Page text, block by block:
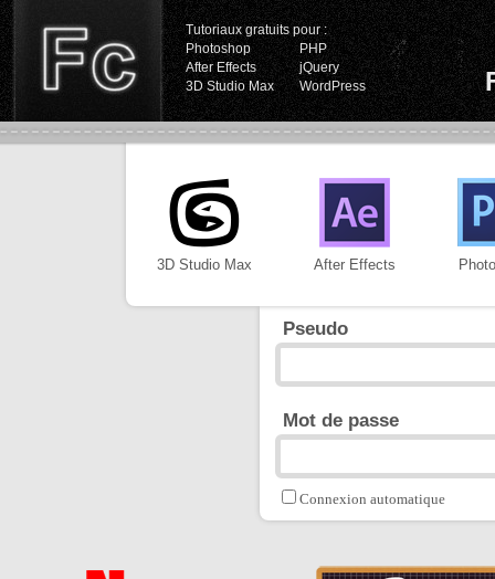
Tutoriaux gratuits pour :
Photoshop
PHP
After Effects
jQuery
3D Studio Max
WordPress
3D Studio Max After Effects
Pseudo
Mot de passe
Connexion automatique